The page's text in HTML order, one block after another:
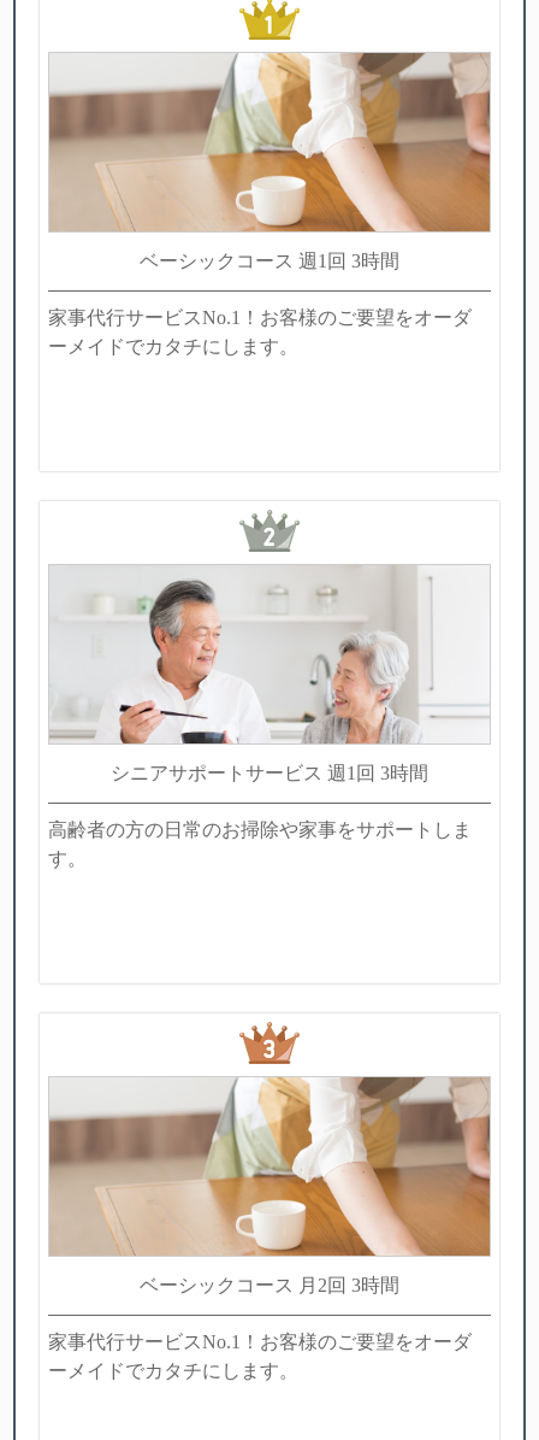
ベーシックコース 週1回 3時間
家事代行サービスNo.1！お客様のご要望をオーダ
ーメイドでカタチにします。
シニアサポートサービス 週1回 3時間
高齢者の方の日常のお掃除や家事をサポートしま
す。
ベーシックコース 月2回 3時間
家事代行サービスNo.1！お客様のご要望をオーダ
ーメイドでカタチにします。